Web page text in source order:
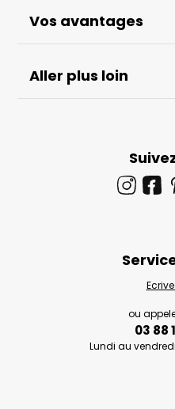
Vos avantages
Aller plus loin
ou
03 88
Lundi au